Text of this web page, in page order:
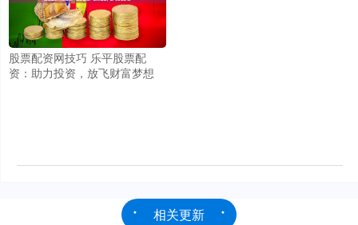
股票配资网技巧 乐平股票配
资：助力投资，放飞财富梦想
相关更新